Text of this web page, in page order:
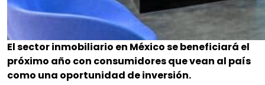
El sector inmobiliario en México se beneficiará el
próximo año con consumidores que vean al país
como una oportunidad de inversión.